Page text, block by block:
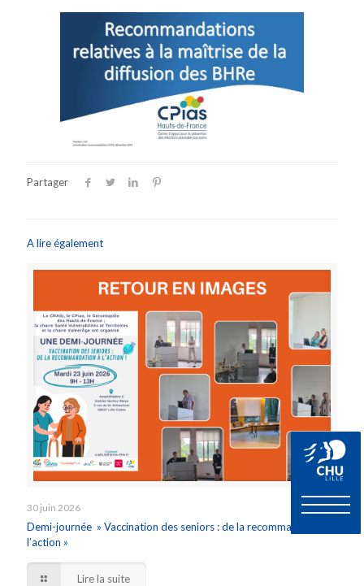
Partager
A lire également
30 juin 2026
Demi-journée » Vaccination des seniors : de la recommandation à
l’action »
Lire la suite